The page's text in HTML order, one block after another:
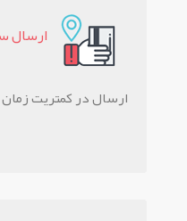
ارسال
ارسال در کمتریت